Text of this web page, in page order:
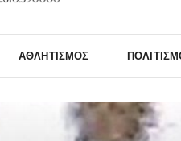
ΑΘΛΗΤΙΣΜΌΣ